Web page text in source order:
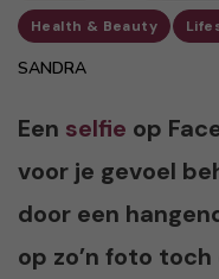
Health & Beauty
SANDRA
Een selfie op
voor je gevoel
door een
op zo’n foto